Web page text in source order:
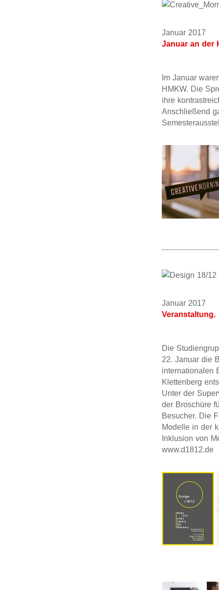
Januar
Januar an der
Im Januar
HMKW. Die
ihre
Anschließend
Januar
Veranstaltung.
Die
22. Januar die
internationalen
Klettenberg
Unter der
der Broschüre
Besucher. Die
Modelle in der
Inklusion von
www.d1812.de